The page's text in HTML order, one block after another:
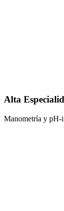
Alta
Manometría y pH-